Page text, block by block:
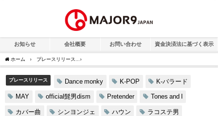
お知らせ 会社概要 お問い合わせ 資金決済法に基づく表示
ホーム プレースリリース
プレースリリース Dance monky K-POP K-バラード
MAY official髭男dism Pretender Tones and I
カバー曲 シンヨンジェ ハウン ラコステ男